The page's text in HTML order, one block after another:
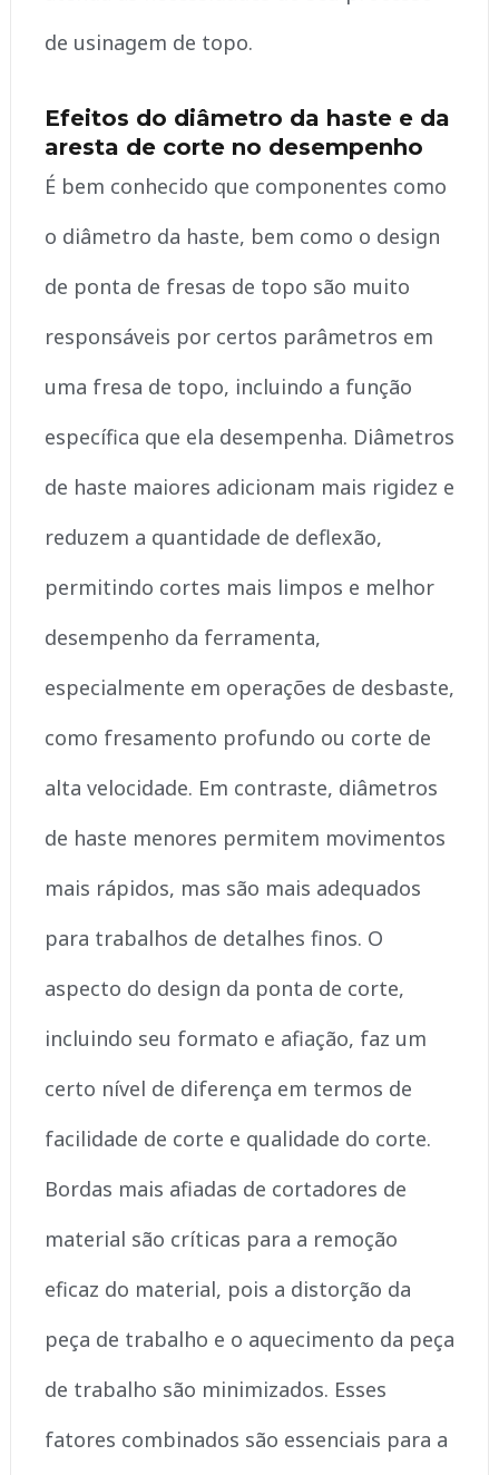
de usinagem de topo.
Efeitos do diâmetro da haste e da
aresta de corte no desempenho
É bem conhecido que componentes como
o diâmetro da haste, bem como o design
de ponta de fresas de topo são muito
responsáveis por certos parâmetros em
uma fresa de topo, incluindo a função
específica que ela desempenha. Diâmetros
de haste maiores adicionam mais rigidez e
reduzem a quantidade de deflexão,
permitindo cortes mais limpos e melhor
desempenho da ferramenta,
especialmente em operações de desbaste,
como fresamento profundo ou corte de
alta velocidade. Em contraste, diâmetros
de haste menores permitem movimentos
mais rápidos, mas são mais adequados
para trabalhos de detalhes finos. O
aspecto do design da ponta de corte,
incluindo seu formato e afiação, faz um
certo nível de diferença em termos de
facilidade de corte e qualidade do corte.
Bordas mais afiadas de cortadores de
material são críticas para a remoção
eficaz do material, pois a distorção da
peça de trabalho e o aquecimento da peça
de trabalho são minimizados. Esses
fatores combinados são essenciais para a